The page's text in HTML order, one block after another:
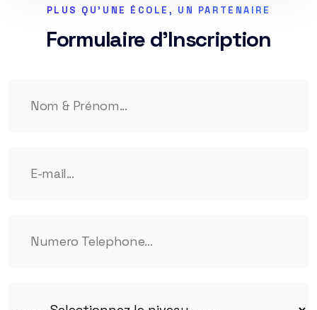
PLUS QU'UNE ÉCOLE, UN PARTENAIRE
Formulaire d'Inscription